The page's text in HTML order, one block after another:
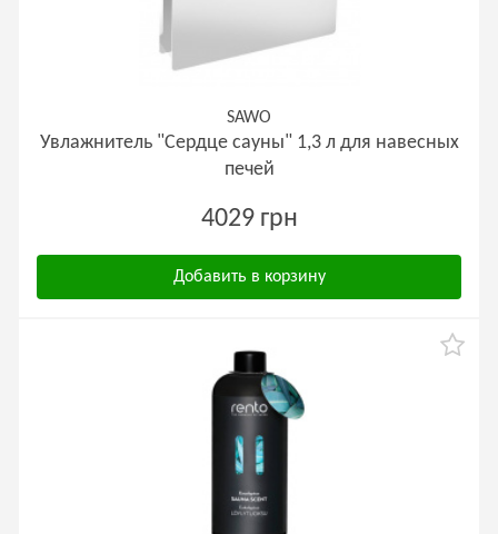
SAWO
Увлажнитель "Сердце сауны" 1,3 л для навесных
печей
4029 грн
Добавить в корзину